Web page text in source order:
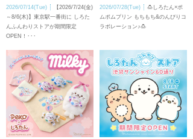
2026/07/14(Tue)
【2026/7/24(金)
～8/6(木)】東京駅一番街に しろた
んふんわりストアが期間限定
OPEN！･･･
2026/07/28(Tue)
🍮しろたん×ポ
ムポムプリン もちもち&のんびりコ
ラボレーション♪🍮